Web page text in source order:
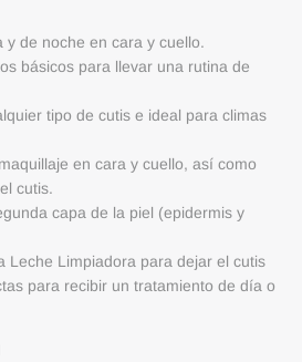
de noche en cara y cuello.
básicos para llevar una rutina de
tipo de cutis e ideal para climas
en cara y cuello, así como
cutis.
capa de la piel (epidermis y
Leche Limpiadora para dejar el cutis
para recibir un tratamiento de día o